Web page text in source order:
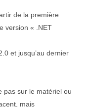
de la première
version « .NET
et jusqu’au dernier
pas sur le matériel ou
mais